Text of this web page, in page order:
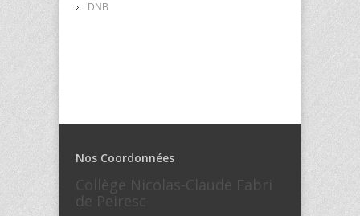
DNB
Nos Coordonnées
Collège Nicolas-Claude Fabri
de Peiresc